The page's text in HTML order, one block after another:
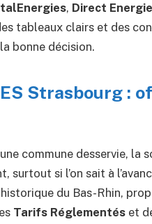
, Direct Energie
tableaux clairs et des
bonne décision.
Strasbourg :
commune desservie, la
surtout si l’on sait à
du Bas-Rhin,
Tarifs Réglementés et